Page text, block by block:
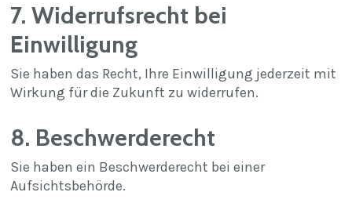
7. Widerrufsrecht bei
Einwilligung
Sie haben das Recht, Ihre Einwilligung jederzeit mit
Wirkung für die Zukunft zu widerrufen.
8. Beschwerderecht
Sie haben ein Beschwerderecht bei einer
Aufsichtsbehörde.